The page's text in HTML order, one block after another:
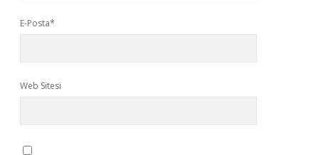
E-Posta*
Web Sitesi